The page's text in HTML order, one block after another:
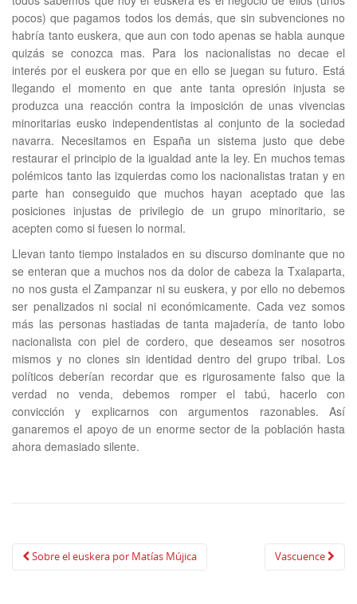
pocos) que pagamos todos los demás, que sin subvenciones no
habría tanto euskera, que aun con todo apenas se habla aunque
quizás se conozca mas. Para los nacionalistas no decae el
interés por el euskera por que en ello se juegan su futuro. Está
llegando el momento en que ante tanta opresión injusta se
produzca una reacción contra la imposición de unas vivencias
minoritarias eusko independentistas al conjunto de la sociedad
navarra. Necesitamos en España un sistema justo que debe
restaurar el principio de la igualdad ante la ley. En muchos temas
polémicos tanto las izquierdas como los nacionalistas tratan y en
parte han conseguido que muchos hayan aceptado que las
posiciones injustas de privilegio de un grupo minoritario, se
acepten como si fuesen lo normal.
Llevan tanto tiempo instalados en su discurso dominante que no
se enteran que a muchos nos da dolor de cabeza la Txalaparta,
no nos gusta el Zampanzar ni su euskera, y por ello no debemos
ser penalizados ni social ni económicamente. Cada vez somos
más las personas hastiadas de tanta majadería, de tanto lobo
nacionalista con piel de cordero, que deseamos ser nosotros
mismos y no clones sin identidad dentro del grupo tribal. Los
políticos deberían recordar que es rigurosamente falso que la
verdad no venda, debemos romper el tabú, hacerlo con
convicción y explicarnos con argumentos razonables. Así
ganaremos el apoyo de un enorme sector de la población hasta
ahora demasiado silente.
Navegación
Sobre el euskera por Matías Mújica Vascuence